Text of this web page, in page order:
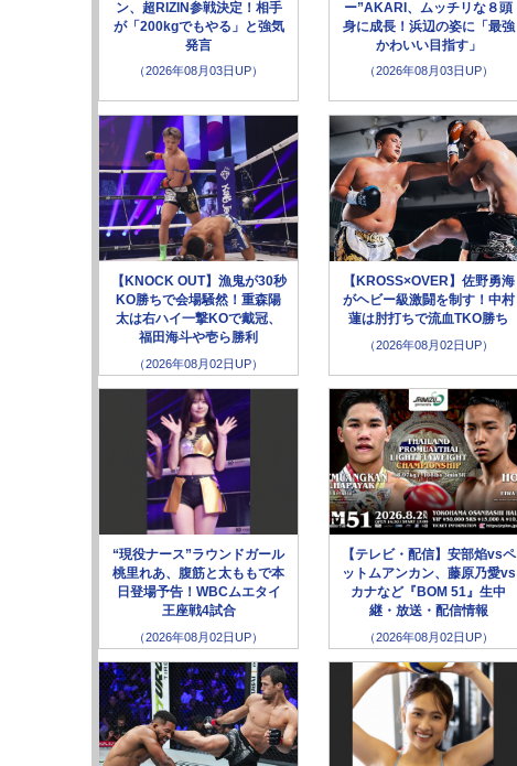
ン、超RIZIN参戦決定！相手
が「200kgでもやる」と強気
発言
（2026年08月03日UP）
ー”AKARI、ムッチリな８頭
身に成長！浜辺の姿に「最強
かわいい目指す」
（2026年08月03日UP）
【KNOCK OUT】漁鬼が30秒
KO勝ちで会場騒然！重森陽
太は右ハイ一撃KOで戴冠、
福田海斗や壱ら勝利
（2026年08月02日UP）
【KROSS×OVER】佐野勇海
がヘビー級激闘を制す！中村
蓮は肘打ちで流血TKO勝ち
（2026年08月02日UP）
“現役ナース”ラウンドガール
桃里れあ、腹筋と太ももで本
日登場予告！WBCムエタイ
王座戦4試合
（2026年08月02日UP）
【テレビ・配信】安部焰vsペ
ットムアンカン、藤原乃愛vs
カナなど『BOM 51』生中
継・放送・配信情報
（2026年08月02日UP）